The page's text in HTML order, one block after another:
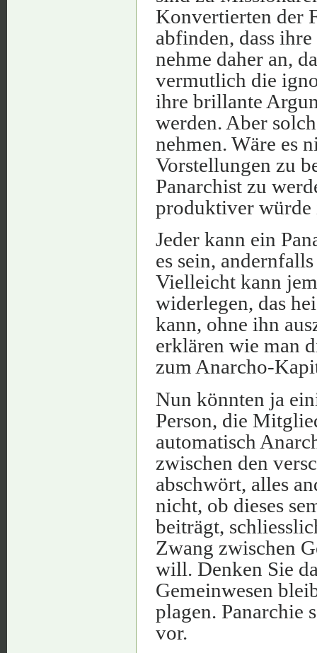
Konvertierten der
abfinden, dass
nehme daher an,
vermutlich die
ihre brillante
werden. Aber
nehmen. Wäre es
Vorstellungen zu
Panarchist zu
produktiver würde
Jeder kann ein
es sein,
Vielleicht kann
widerlegen, das
kann, ohne ihn
erklären wie man
zum Anarcho-
Nun könnten ja
Person, die
automatisch
zwischen den
abschwört, alles
nicht, ob dieses
beiträgt,
Zwang zwischen
will. Denken Sie
Gemeinwesen
plagen. Panarchie
vor.